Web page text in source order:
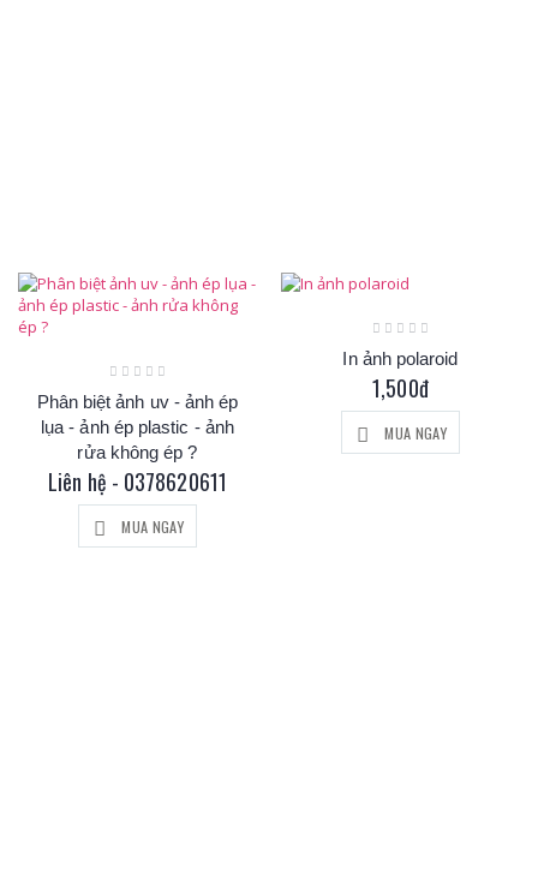
Phân biệt ảnh uv - ảnh ép
lụa - ảnh ép plastic - ảnh
rửa không ép ?
Liên hệ - 0378620611
MUA NGAY
In ảnh polaroid
1,500đ
MUA NGAY